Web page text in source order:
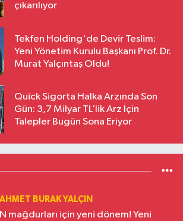
çıkarılıyor
Tekfen Holding'de Devir Teslim:
Yeni Yönetim Kurulu Başkanı Prof. Dr.
Murat Yalçıntaş Oldu!
Quick Sigorta Halka Arzında Son
Gün: 3,7 Milyar TL’lik Arz İçin
Talepler Bugün Sona Eriyor
BURAK YALÇIN
mağdurları için yeni dönem! Yeni